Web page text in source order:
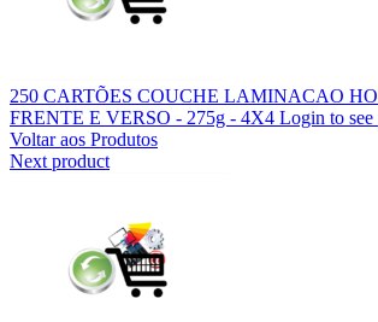
250 CARTÕES COUCHE LAMINACAO
FRENTE E VERSO - 275g - 4X4 Login to see
Voltar aos Produtos
Next product